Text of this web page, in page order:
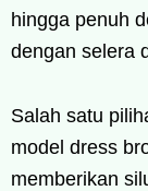
hingga penuh
dengan selera
Salah satu
model dress
memberikan